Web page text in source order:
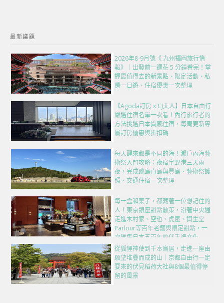
最新議題
2026年8-9月號《 九州福岡旅行情
報》｜出發前一週花 5 分鐘看完！掌
握最值得去的新景點、限定活動、私
房一日遊、住宿優惠一次整理
【Agoda訂房 x CJ夫人】日本自由行
嚴選住宿名單一次看！內行旅行者的
方法挑選日本質感住宿，每周更新專
屬訂房優惠與折扣碼
每天醒來都是不同的海！瀨戶內海藝
術祭入門攻略：夜宿宇野港三天兩
夜，完成跳島直島與豐島、藝術祭護
照、交通住宿一次整理
每一盒和菓子，都藏著一位想記住的
人！東京銀座甜點散策，沿著中央通
走進木村家、空也、虎屋、資生堂
Parlour等百年老舖與限定甜點，一
次匯集日本五百年的伴手禮文化
從狐狸神使到千本鳥居，走進一座由
願望堆疊而成的山｜京都自由行一定
要來的伏見稻荷大社與8個最值得停
留的風景